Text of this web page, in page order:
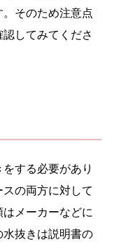
そのため注意点
してみてくださ
する必要があり
の両方に対して
メーカーなどに
抜きは説明書の